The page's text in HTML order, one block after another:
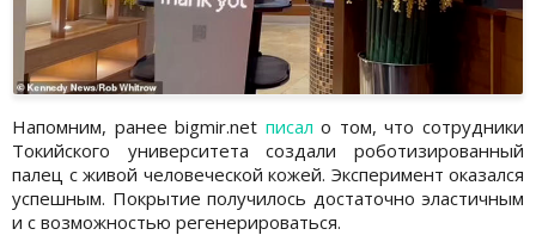
Напомним, ранее bigmir.net писало том, что сотрудники
Токийского университета создали роботизированный
палец с живой человеческой кожей. Эксперимент оказался
успешным. Покрытие получилось достаточно эластичным
и с возможностью регенерироваться.